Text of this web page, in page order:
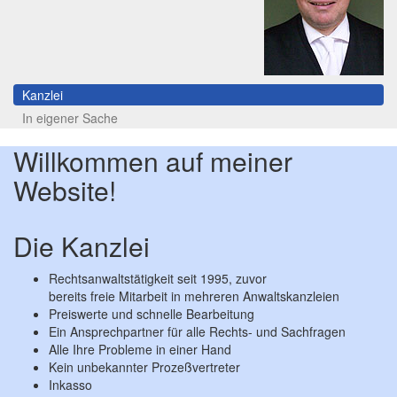
Kanzlei
In eigener Sache
Willkommen auf meiner
Website!
Die Kanzlei
Rechtsanwaltstätigkeit seit 1995, zuvor
bereits freie Mitarbeit in mehreren Anwaltskanzleien
Preiswerte und schnelle Bearbeitung
Ein Ansprechpartner für alle Rechts- und Sachfragen
Alle Ihre Probleme in einer Hand
Kein unbekannter Prozeßvertreter
Inkasso